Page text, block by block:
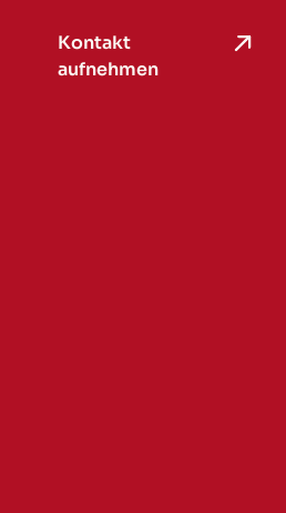
Kontakt
aufnehmen